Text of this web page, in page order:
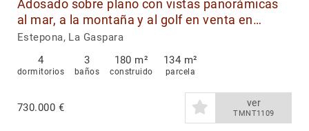
Adosado sobre plano con vistas panorámicas
al mar, a la montaña y al golf en venta en
Brisas del Mar, Estepona
Estepona, La Gaspara
4
dormitorios
3
baños
180 m²
construido
134 m²
parcela
730.000 € ver
TMNT1109